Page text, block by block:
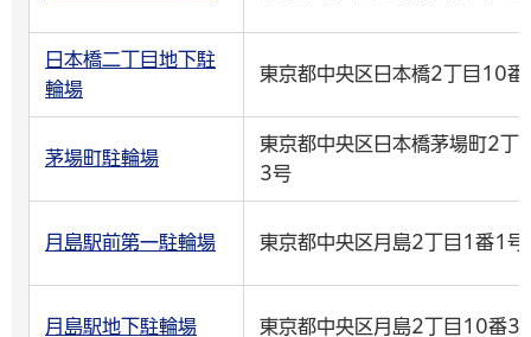
日本橋二丁目地下駐
輪場
東京都中央区日本橋2丁目10
茅場町駐輪場
東京都中央区日本橋茅場町2丁
3号
月島駅前第一駐輪場 東京都中央区月島2丁目1番1号
月島駅地下駐輪場 東京都中央区月島2丁目10番3